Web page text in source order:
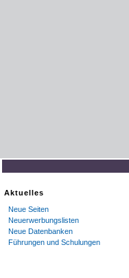
Aktuelles
Neue Seiten
Neuerwerbungslisten
Neue Datenbanken
Führungen und Schulungen